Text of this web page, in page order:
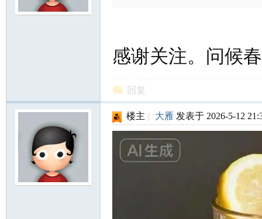
感谢关注。问候
回复
楼主 | 大雁 发表于 2026-5-12